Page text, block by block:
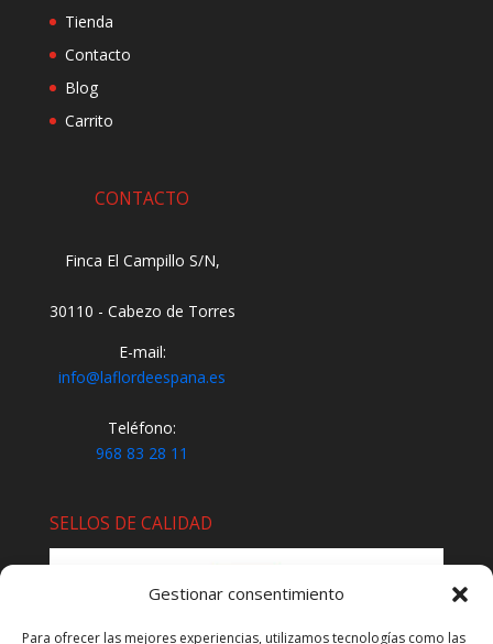
Gestionar consentimiento
Para ofrecer las mejores experiencias, utilizamos tecnologías como las
Tienda
Contacto
Blog
Carrito
CONTACTO
Finca El Campillo S/N,
30110 - Cabezo de Torres
E-mail:
info@laflordeespana.es
Teléfono:
968 83 28 11
SELLOS DE CALIDAD